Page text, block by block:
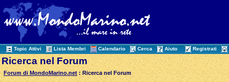
Topic Attivi Lista Membri Calendario Cerca Aiuto Registrati
Ricerca nel Forum
Forum di MondoMarino.net : Ricerca nel Forum